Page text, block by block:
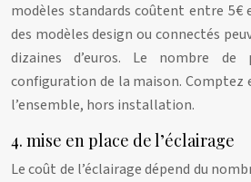
modèles standards coûtent entre 5€
des modèles design ou connectés
dizaines d’euros. Le nombre
configuration de la maison. Comptez
l’ensemble, hors installation.
4. mise en place de l’éclairage
Le coût de l’éclairage dépend du